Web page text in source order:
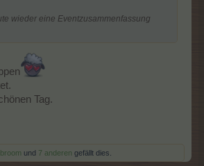
wieder eine Eventzusammenfassung
Tag.
und 7 anderen gefällt dies.